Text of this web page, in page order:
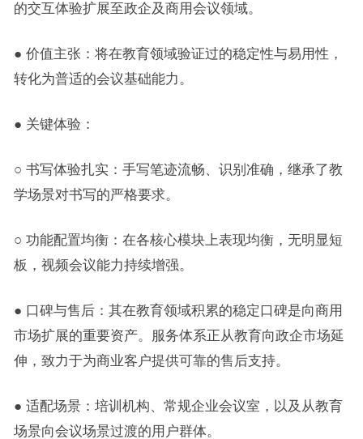
的交互体验扩展至政企及商用会议领域。
● 价值主张：将在教育领域验证过的稳定性与易用性，
转化为普适的会议基础能力。
● 关键体验：
○ 书写体验扎实：手写笔迹流畅、识别准确，继承了教
学场景对书写的严格要求。
○ 功能配置均衡：在各核心模块上表现均衡，无明显短
板，视频会议能力持续增强。
● 口碑与售后：其在教育领域积累的稳定口碑是向商用
市场扩展的重要资产。服务体系正从教育向政企市场延
伸，致力于为商业客户提供可靠的售后支持。
● 适配场景：培训机构、常规企业会议室，以及从教育
场景向会议场景过渡的用户群体。